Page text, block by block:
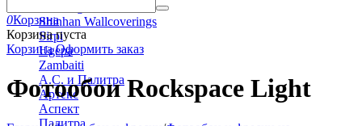
Shinhan Wallcoverings
Sirpi
Ugepa
Zambaiti
А.С. и Палитра
Артекс
Аспект
Палитра
0Корзина
Корзина пуста
Корзина Оформить заказ
Фотообои Rockspace Light